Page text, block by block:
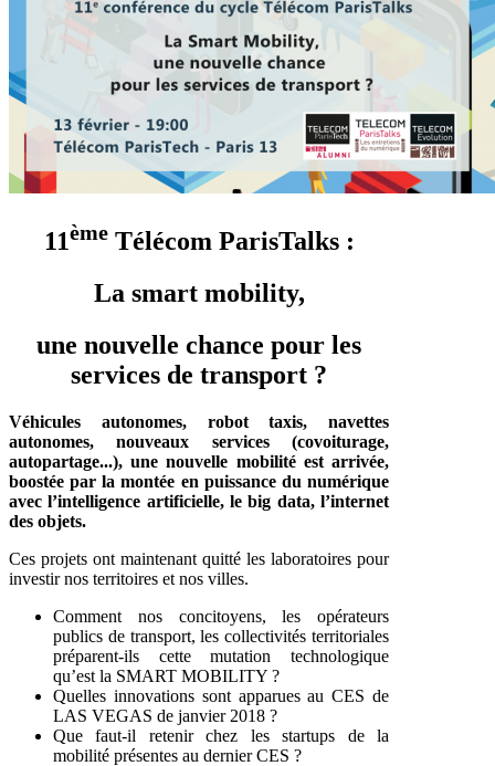
11èmeTélécom ParisTalks :
La smart mobility,
une nouvelle chance pour les
services de transport ?
Véhicules autonomes, robot taxis, navettes
autonomes, nouveaux services (covoiturage,
autopartage...), une nouvelle mobilité est arrivée,
boostée par la montée en puissance du numérique
avec l’intelligence artificielle, le big data, l’internet
des objets.
Ces projets ont maintenant quitté les laboratoires pour
investir nos territoires et nos villes.
Comment nos concitoyens, les opérateurs
publics de transport, les collectivités territoriales
préparent-ils cette mutation technologique
qu’est la SMART MOBILITY ?
Quelles innovations sont apparues au CES de
LAS VEGAS de janvier 2018 ?
Que faut-il retenir chez les startups de la
mobilité présentes au dernier CES ?